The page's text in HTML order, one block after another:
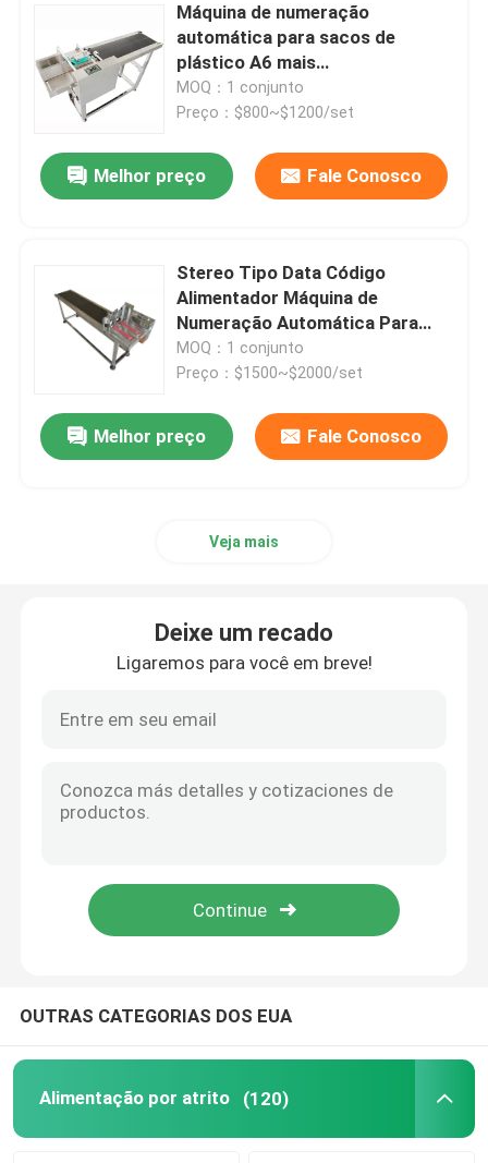
Para casa
Produtos
Máquina de numeração
automática para sacos de
plástico A6 mais
correspondência com
impressora TI
MOQ：1 conjunto
Preço：$800~$1200/set
Melhor preço Fale Conosco
Stereo Tipo Data Código
Alimentador Máquina de
Numeração Automática Para
Caixa de Papel
MOQ：1 conjunto
Preço：$1500~$2000/set
Melhor preço Fale Conosco
Veja mais
Deixe um recado
Ligaremos para você em breve!
OUTRAS CATEGORIAS DOS EUA
Alimentação por atrito (120)